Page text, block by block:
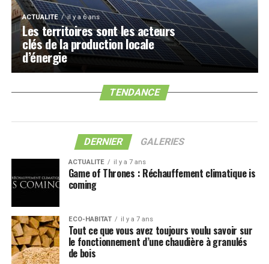
ACTUALITE il y a 6 ans
Les territoires sont les acteurs
clés de la production locale
d’énergie
TENDANCE
DERNIER GALERIES
ACTUALITE il y a 7 ans
Game of Thrones : Réchauffement climatique is
coming
ECO-HABITAT il y a 7 ans
Tout ce que vous avez toujours voulu savoir sur
le fonctionnement d’une chaudière à granulés
de bois